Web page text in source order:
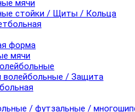
мячи
стойки / Щиты / Кольца
форма
мячи
волейбольные / Защита
/ футзальные /